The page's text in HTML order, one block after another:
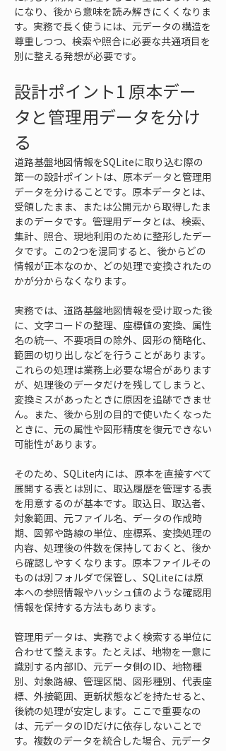
になり、後から意味を読み解きにくくなりま
す。実務で長く使うには、元データの構造を
尊重しつつ、検索や照合に必要な共通項目を
別に整える発想が必要です。
設計ポイント1 原本デー
タと管理用データを分け
る
道路基盤地図情報をSQLiteに取り込む際の
第一の設計ポイントは、原本データと管理用
データを分けることです。原本データとは、
受領したまま、または公開元から取得したま
まのデータです。管理用データとは、検索、
集計、照合、現地利用のために整形したデー
タです。この2つを混同すると、後からどの
情報が正本なのか、どの処理で変換されたの
かが分からなくなります。
実務では、道路基盤地図情報を受け取った後
に、文字コードの整理、座標値の変換、属性
名の統一、不要項目の除外、図形の簡略化、
範囲の切り出しなどを行うことがあります。
これらの処理は業務上必要な場合があります
が、処理後のデータだけを残してしまうと、
変換ミスがあったときに原因を追跡できませ
ん。また、後から別の目的で使いたくなった
ときに、元の属性や図形精度を復元できない
可能性があります。
そのため、SQLite内には、原本を直接すべて
展開する表とは別に、取込履歴を管理する表
を用意するのが基本です。取込日、取込者、
対象範囲、元ファイル名、データの作成時
期、図郭や路線の単位、座標系、変換処理の
内容、処理後の件数を保持しておくと、後か
ら確認しやすくなります。原本ファイルその
ものは別フォルダで保管し、SQLiteには原
本への参照情報やハッシュ値のような確認用
情報を保持する方法もあります。
管理用データは、実務でよく検索する単位に
合わせて整えます。たとえば、地物を一意に
識別する内部ID、元データ側のID、地物種
別、対象路線、管理区間、図形種別、代表座
標、外接範囲、更新状態などを持たせると、
後続の処理が安定します。ここで重要なの
は、元データのIDだけに依存しないことで
す。複数のデータを統合した場合、元データ